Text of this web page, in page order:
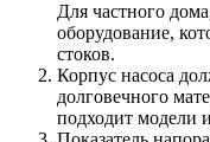
Для частного
оборудование,
стоков.
Корпус насоса
долговечного
подходит модели